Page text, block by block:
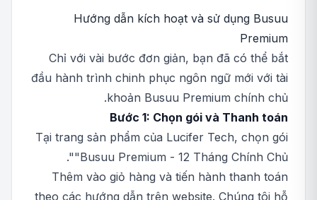
Hướng dẫn kích hoạt và sử dụng Busuu
Premium
Chỉ với vài bước đơn giản, bạn đã có thể bắt
đầu hành trình chinh phục ngôn ngữ mới với tài
khoản Busuu Premium chính chủ.
Bước 1: Chọn gói và Thanh toán
Tại trang sản phẩm của Lucifer Tech, chọn gói
"Busuu Premium - 12 Tháng Chính Chủ".
Thêm vào giỏ hàng và tiến hành thanh toán
theo các hướng dẫn trên website. Chúng tôi hỗ